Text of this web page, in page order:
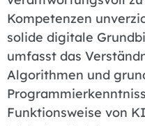
Kompetenzen
solide digitale
umfasst das
Algorithmen und
Funktionsweise von